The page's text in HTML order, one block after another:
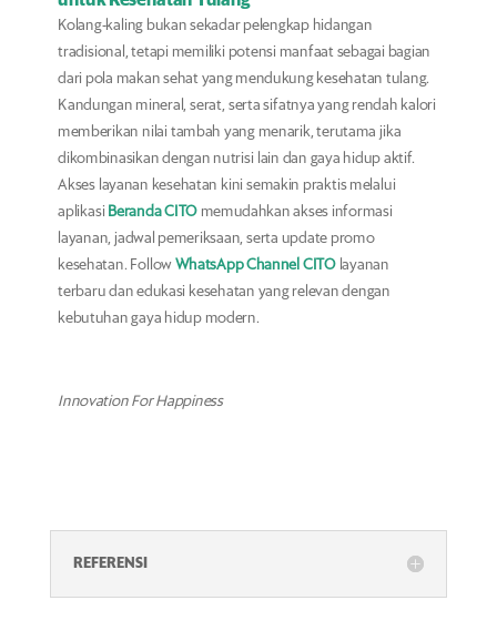
Kolang-kaling bukan sekadar pelengkap hidangan
tradisional, tetapi memiliki potensi manfaat sebagai bagian
dari pola makan sehat yang mendukung kesehatan tulang.
Kandungan mineral, serat, serta sifatnya yang rendah kalori
memberikan nilai tambah yang menarik, terutama jika
dikombinasikan dengan nutrisi lain dan gaya hidup aktif.
Akses layanan kesehatan kini semakin praktis melalui
aplikasi Beranda CITO memudahkan akses informasi
layanan, jadwal pemeriksaan, serta update promo
kesehatan. Follow WhatsApp Channel CITOlayanan
terbaru dan edukasi kesehatan yang relevan dengan
kebutuhan gaya hidup modern.
Innovation For Happiness
REFERENSI